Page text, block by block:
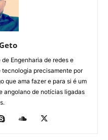
Engenharia de redes e
precisamente por
que ama fazer e para si é um
angolano de notícias ligadas